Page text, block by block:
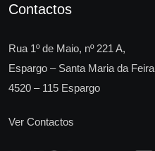
Contactos
Rua 1º de Maio, nº 221 A,
Espargo – Santa Maria da Feira
4520 – 115 Espargo
Ver Contactos